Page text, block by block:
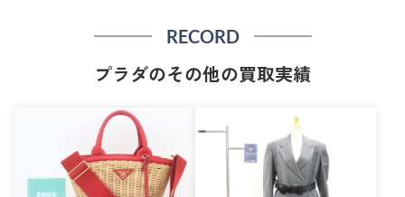
RECORD
プラダのその他の買取実績